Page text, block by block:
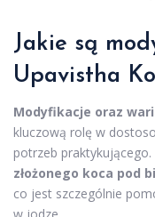
Jakie są
Upavistha
Modyfikacje oraz
kluczową rolę w
potrzeb praktykującego.
złożonego koca pod
co jest szczególnie
w jodze.